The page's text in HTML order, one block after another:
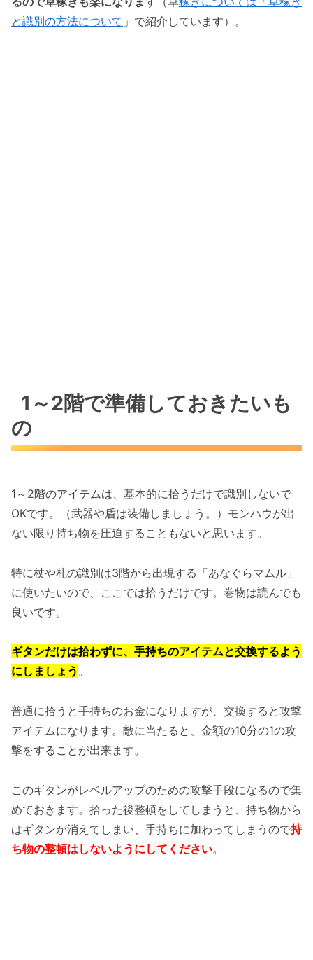
と識別の方法について 」で紹介しています）。
1～2階で準備しておきたいも
の
1～2階のアイテムは、基本的に拾うだけで識別しないで
OKです。（武器や盾は装備しましょう。）モンハウが出
ない限り持ち物を圧迫することもないと思います。
特に杖や札の識別は3階から出現する「あなぐらマムル」
に使いたいので、ここでは拾うだけです。巻物は読んでも
良いです。
ギタンだけは拾わずに、手持ちのアイテムと交換するよう
にしましょう 。
普通に拾うと手持ちのお金になりますが、交換すると攻撃
アイテムになります。敵に当たると、金額の10分の1の攻
撃をすることが出来ます。
このギタンがレベルアップのための攻撃手段になるので集
めておきます。拾った後整頓をしてしまうと、持ち物から
はギタンが消えてしまい、手持ちに加わってしまうので持
ち物の整頓はしないようにしてください。